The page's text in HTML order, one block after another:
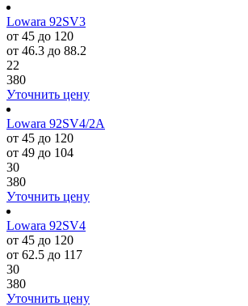
Lowara 92SV3
от 45 до 120
от 46.3 до 88.2
22
380
Уточнить цену
Lowara 92SV4/2A
от 45 до 120
от 49 до 104
30
380
Уточнить цену
Lowara 92SV4
от 45 до 120
от 62.5 до 117
30
380
Уточнить цену